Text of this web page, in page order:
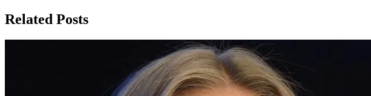
записям
Related Posts